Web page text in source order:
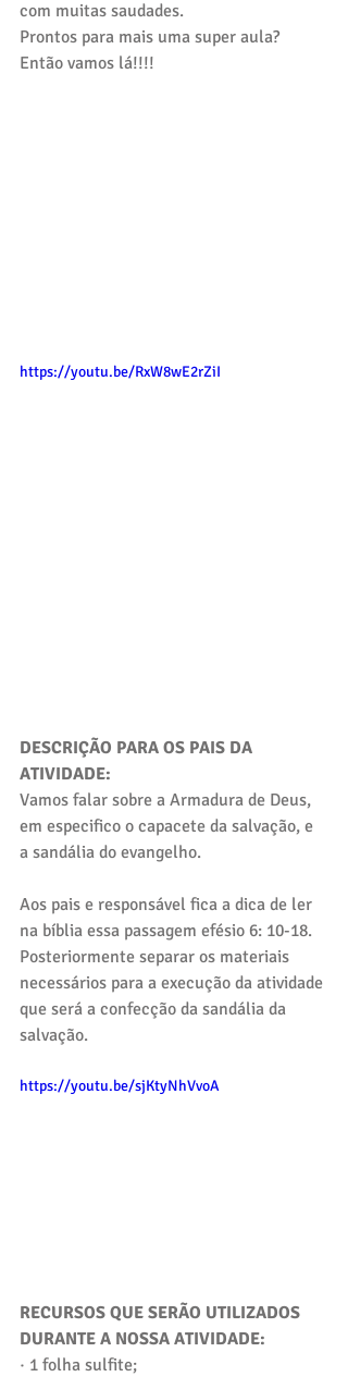
com muitas saudades.
Prontos para mais uma super aula?
Então vamos lá!!!!
https://youtu.be/RxW8wE2rZiI
DESCRIÇÃO PARA OS PAIS DA
ATIVIDADE:
Vamos falar sobre a Armadura de Deus,
em especifico o capacete da salvação, e
a sandália do evangelho.
Aos pais e responsável fica a dica de ler
na bíblia essa passagem efésio 6: 10-18.
Posteriormente separar os materiais
necessários para a execução da atividade
que será a confecção da sandália da
salvação.
https://youtu.be/sjKtyNhVvoA
RECURSOS QUE SERÃO UTILIZADOS
DURANTE A NOSSA ATIVIDADE:
· 1 folha sulfite;